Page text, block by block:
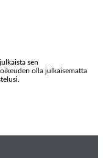
sen
olla julkaisematta